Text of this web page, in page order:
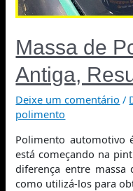
Massa de
Antiga,
Deixe um comentário /
polimento
Polimento automotivo
está começando na
diferença entre
como utilizá-los para